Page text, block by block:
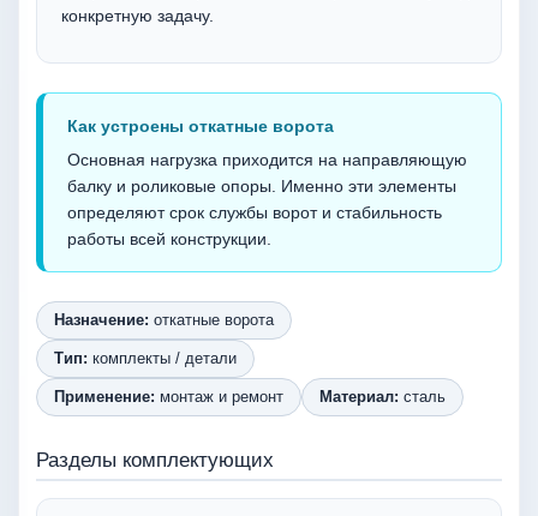
конкретную задачу.
Как устроены откатные ворота
Основная нагрузка приходится на направляющую
балку и роликовые опоры. Именно эти элементы
определяют срок службы ворот и стабильность
работы всей конструкции.
Назначение: откатные ворота
Тип: комплекты / детали
Применение: монтаж и ремонт Материал: сталь
Разделы комплектующих